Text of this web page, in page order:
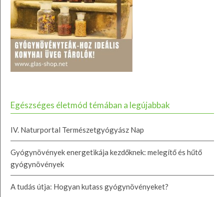
Egészséges életmód témában a legújabbak
IV. Naturportal Természetgyógyász Nap
Gyógynövények energetikája kezdőknek: melegítő és hűtő
gyógynövények
A tudás útja: Hogyan kutass gyógynövényeket?